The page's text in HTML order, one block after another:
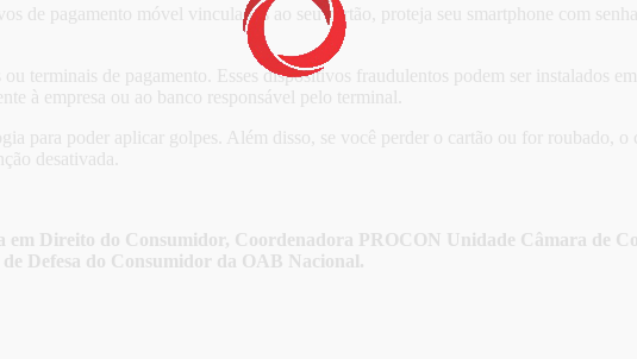
de pagamento móvel vinculados ao seu cartão, proteja seu smartphone com
terminais de pagamento. Esses dispositivos fraudulentos podem ser instalados
à empresa ou ao banco responsável pelo terminal.
para poder aplicar golpes. Além disso, se você perder o cartão ou for roubado,
desativada.
Direito do Consumidor, Coordenadora PROCON Unidade Câmara de
Defesa do Consumidor da OAB Nacional.